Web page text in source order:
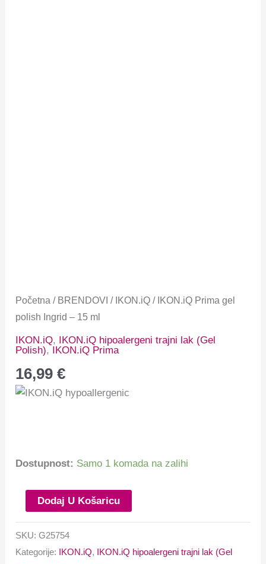
Početna / BRENDOVI / IKON.iQ / IKON.iQ Prima gel
polish Ingrid – 15 ml
IKON.iQ, IKON.iQ hipoalergeni trajni lak (Gel
Polish), IKON.iQ Prima
16,99€
Dostupnost: Samo 1 komada na zalihi
Dodaj U Košaricu
SKU:G25754
Kategorije: IKON.iQ, IKON.iQ hipoalergeni trajni lak (Gel